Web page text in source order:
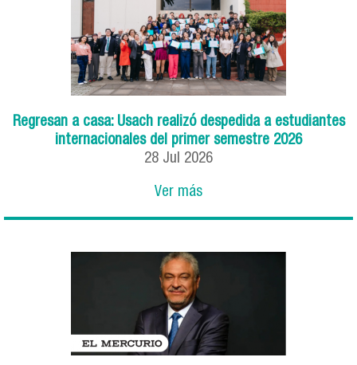
Regresan a casa: Usach realizó despedida a estudiantes
internacionales del primer semestre 2026
28 Jul 2026
Ver más